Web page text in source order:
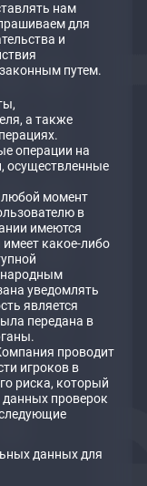
нам
для
и
путем.
а также
операции на
осуществленные
любой момент
в
имеются
имеет какое-либо
уведомлять
является
передана в
проводит
игроков в
риска, который
данных проверок
данных для